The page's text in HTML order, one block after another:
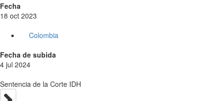
Fecha
18 oct 2023
Colombia
Fecha de subida
4 jul 2024
Sentencia de la Corte IDH